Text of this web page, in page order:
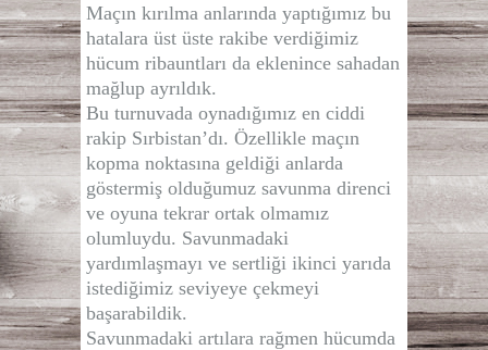
Maçın kırılma anlarında yaptığımız bu
hatalara üst üste rakibe verdiğimiz
hücum ribauntları da eklenince sahadan
mağlup ayrıldık.
Bu turnuvada oynadığımız en ciddi
rakip Sırbistan’dı. Özellikle maçın
kopma noktasına geldiği anlarda
göstermiş olduğumuz savunma direnci
ve oyuna tekrar ortak olmamız
olumluydu. Savunmadaki
yardımlaşmayı ve sertliği ikinci yarıda
istediğimiz seviyeye çekmeyi
başarabildik.
Savunmadaki artılara rağmen hücumda